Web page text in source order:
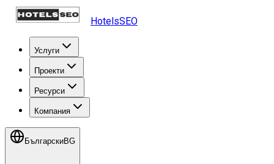
HotelsSEO
Услуги
Проекти
Ресурси
Компания
БългарскиBG